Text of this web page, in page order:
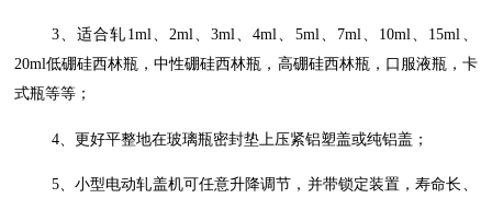
3、适合轧1ml、2ml、3ml、4ml、5ml、7ml、10ml、15ml、
20ml低硼硅西林瓶，中性硼硅西林瓶，高硼硅西林瓶，口服液瓶，卡
式瓶等等；
4、更好平整地在玻璃瓶密封垫上压紧铝塑盖或纯铝盖；
5、小型电动轧盖机可任意升降调节，并带锁定装置，寿命长、